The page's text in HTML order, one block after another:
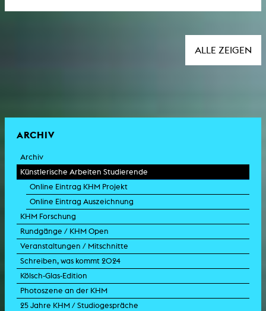
ALLE ZEIGEN
ARCHIV
Archiv
Künstlerische Arbeiten Studierende
Online Eintrag KHM Projekt
Online Eintrag Auszeichnung
KHM Forschung
Rundgänge / KHM Open
Veranstaltungen / Mitschnitte
Schreiben, was kommt 2024
Kölsch-Glas-Edition
Photoszene an der KHM
25 Jahre KHM / Studiogespräche